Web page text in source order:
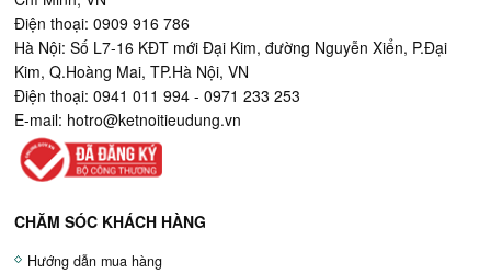
Điện thoại: 0909 916 786
Hà Nội: Số L7-16 KĐT mới Đại Kim, đường Nguyễn Xiển, P.Đại
Kim, Q.Hoàng Mai, TP.Hà Nội, VN
Điện thoại: 0941 011 994 - 0971 233 253
E-mail: hotro@ketnoitieudung.vn
CHĂM SÓC KHÁCH HÀNG
Hướng dẫn mua hàng